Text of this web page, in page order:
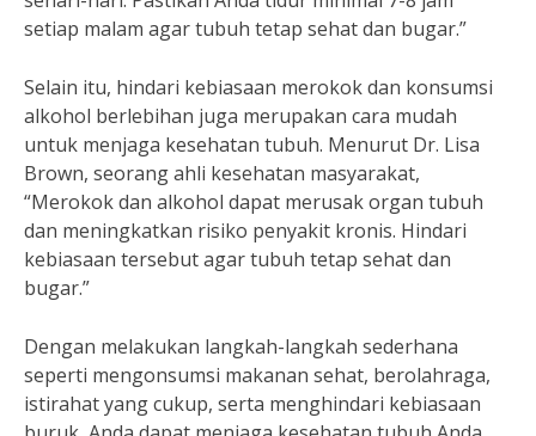
setiap malam agar tubuh tetap sehat dan bugar.”
Selain itu, hindari kebiasaan merokok dan konsumsi
alkohol berlebihan juga merupakan cara mudah
untuk menjaga kesehatan tubuh. Menurut Dr. Lisa
Brown, seorang ahli kesehatan masyarakat,
“Merokok dan alkohol dapat merusak organ tubuh
dan meningkatkan risiko penyakit kronis. Hindari
kebiasaan tersebut agar tubuh tetap sehat dan
bugar.”
Dengan melakukan langkah-langkah sederhana
seperti mengonsumsi makanan sehat, berolahraga,
istirahat yang cukup, serta menghindari kebiasaan